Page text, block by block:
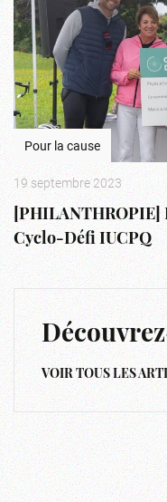
Pour la cause
19 septembre 2023
[PHILANTHROPIE]
Cyclo-Défi IUCPQ
VOIR TOUS LES